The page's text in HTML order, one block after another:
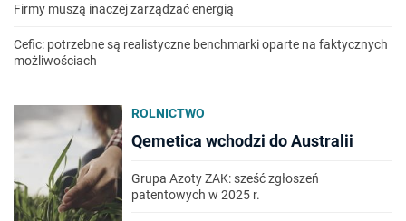
Firmy muszą inaczej zarządzać energią
Cefic: potrzebne są realistyczne benchmarki oparte na faktycznych
możliwościach
ROLNICTWO
Qemetica wchodzi do Australii
Grupa Azoty ZAK: sześć zgłoszeń
patentowych w 2025 r.